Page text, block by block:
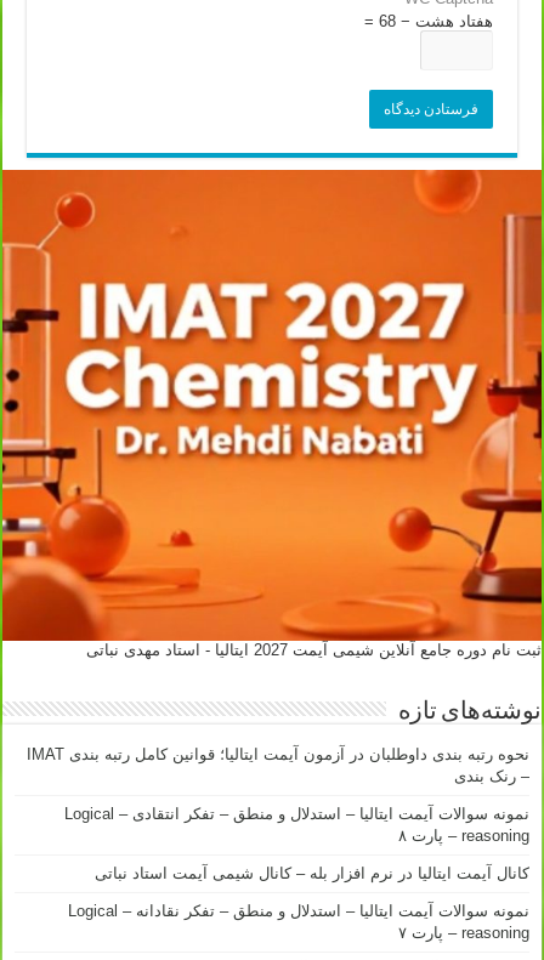
هفتاد هشت − 68 =
ثبت نام دوره جامع آنلاین شیمی آیمت 2027 ایتالیا - استاد مهدی نباتی
نوشته‌های تازه
نحوه رتبه بندی داوطلبان در آزمون آیمت ایتالیا؛ قوانین کامل رتبه بندی IMAT
– رنک بندی
نمونه سوالات آیمت ایتالیا – استدلال و منطق – تفکر انتقادی – Logical
reasoning – پارت ۸
کانال آیمت ایتالیا در نرم افزار بله – کانال شیمی آیمت استاد نباتی
نمونه سوالات آیمت ایتالیا – استدلال و منطق – تفکر نقادانه – Logical
reasoning – پارت ۷